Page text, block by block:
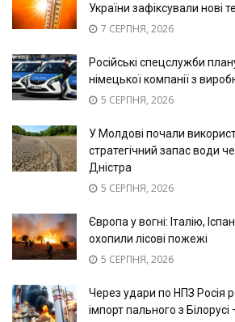
України зафіксували нові
7 СЕРПНЯ, 2026
Російські спецслужби
німецької компанії з
5 СЕРПНЯ, 2026
У Молдові почали
стратегічний запас води
Дністра
5 СЕРПНЯ, 2026
Європа у вогні: Італію,
охопили лісові пожежі
5 СЕРПНЯ, 2026
Через удари по НПЗ Росія
імпорт пального з Білорусі